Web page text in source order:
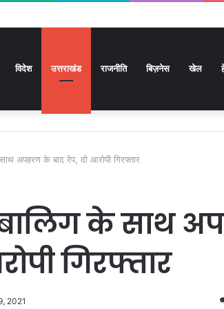
विदेश उत्तराखंड राजनीति बिज़नेस खेल
अपहरण के बाद रेप, दो आरोपी गिरफ्तार
के साथ
गिरफ्तार
2021